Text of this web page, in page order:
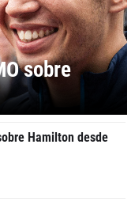
sobre
Hamilton desde